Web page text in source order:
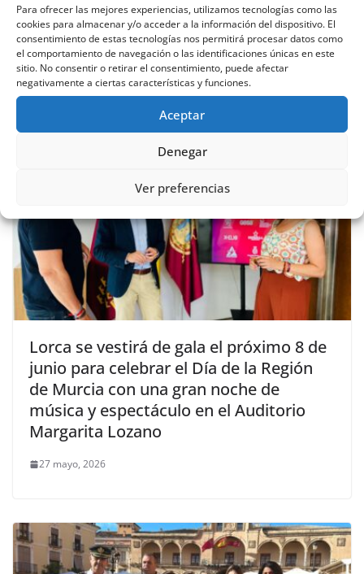
Para ofrecer las mejores experiencias, utilizamos tecnologías como las
cookies para almacenar y/o acceder a la información del dispositivo. El
consentimiento de estas tecnologías nos permitirá procesar datos como
el comportamiento de navegación o las identificaciones únicas en este
sitio. No consentir o retirar el consentimiento, puede afectar
negativamente a ciertas características y funciones.
Aceptar
Denegar
Ver preferencias
contra la Despoblación impulsa la renaturalización y
mejora de zonas verdes en siete pedanías altas de
Lorca
También te puede gustar
Lorca se vestirá de gala el próximo 8 de
junio para celebrar el Día de la Región
de Murcia con una gran noche de
música y espectáculo en el Auditorio
Margarita Lozano
27 mayo, 2026